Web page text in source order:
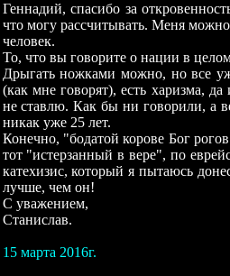
Геннадий, спасибо за
что могу рассчитывать. Меня
человек.
То, что вы говорите о нации в
Дрыгать ножками можно, но все
(как мне говорят), есть харизма,
не ставлю. Как бы ни говорили, а
никак уже 25 лет.
Конечно, "бодатой корове Бог
тот "истерзанный в вере", по
катехизис, который я пытаюсь
лучше, чем он!
С уважением,
Станислав.
15 марта 2016г.